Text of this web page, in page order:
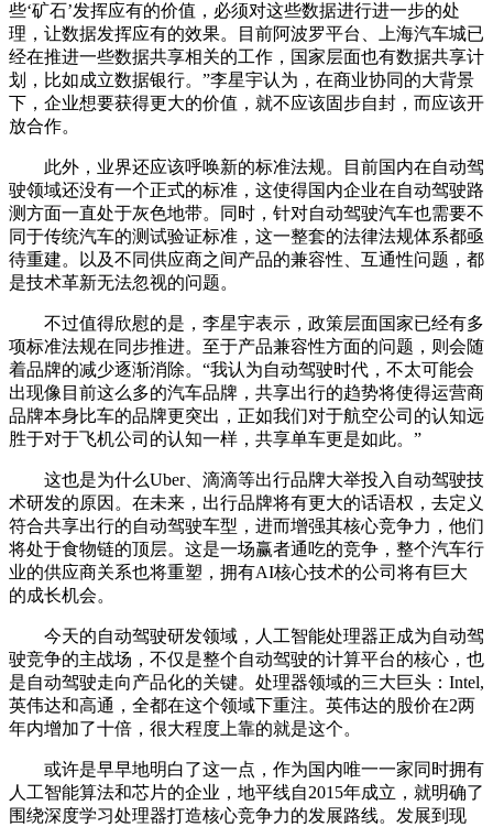
些‘矿石’发挥应有的价值，必须对这些数据进行进一步的处
理，让数据发挥应有的效果。目前阿波罗平台、上海汽车城已
经在推进一些数据共享相关的工作，国家层面也有数据共享计
划，比如成立数据银行。”李星宇认为，在商业协同的大背景
下，企业想要获得更大的价值，就不应该固步自封，而应该开
放合作。
此外，业界还应该呼唤新的标准法规。目前国内在自动驾
驶领域还没有一个正式的标准，这使得国内企业在自动驾驶路
测方面一直处于灰色地带。同时，针对自动驾驶汽车也需要不
同于传统汽车的测试验证标准，这一整套的法律法规体系都亟
待重建。以及不同供应商之间产品的兼容性、互通性问题，都
是技术革新无法忽视的问题。
不过值得欣慰的是，李星宇表示，政策层面国家已经有多
项标准法规在同步推进。至于产品兼容性方面的问题，则会随
着品牌的减少逐渐消除。“我认为自动驾驶时代，不太可能会
出现像目前这么多的汽车品牌，共享出行的趋势将使得运营商
品牌本身比车的品牌更突出，正如我们对于航空公司的认知远
胜于对于飞机公司的认知一样，共享单车更是如此。”
这也是为什么Uber、滴滴等出行品牌大举投入自动驾驶技
术研发的原因。在未来，出行品牌将有更大的话语权，去定义
符合共享出行的自动驾驶车型，进而增强其核心竞争力，他们
将处于食物链的顶层。这是一场赢者通吃的竞争，整个汽车行
业的供应商关系也将重塑，拥有AI核心技术的公司将有巨大
的成长机会。
今天的自动驾驶研发领域，人工智能处理器正成为自动驾
驶竞争的主战场，不仅是整个自动驾驶的计算平台的核心，也
是自动驾驶走向产品化的关键。处理器领域的三大巨头：Intel,
英伟达和高通，全都在这个领域下重注。英伟达的股价在2两
年内增加了十倍，很大程度上靠的就是这个。
或许是早早地明白了这一点，作为国内唯一一家同时拥有
人工智能算法和芯片的企业，地平线自2015年成立，就明确了
围绕深度学习处理器打造核心竞争力的发展路线。发展到现